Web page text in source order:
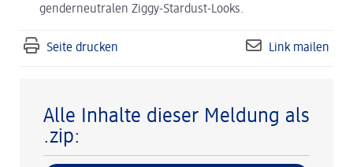
genderneutralen Ziggy-Stardust-Looks.
Seite drucken Link mailen
Alle Inhalte dieser Meldung als
.zip: